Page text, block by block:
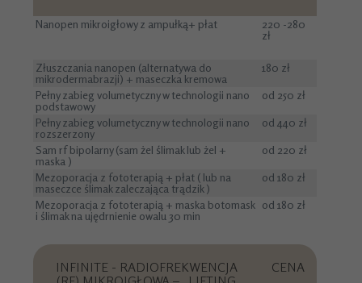
Nanopen mikroigłowy z ampułką+ płat
220 -280
zł
Złuszczania nanopen (alternatywa do
mikrodermabrazji) + maseczka kremowa
180 zł
Pełny zabieg volumetyczny w technologii nano
podstawowy
od 250 zł
Pełny zabieg volumetyczny w technologii nano
rozszerzony
od 440 zł
Sam rf bipolarny (sam żel ślimak lub żel +
maska )
od 220 zł
Mezoporacja z fototerapią + płat ( lub na
maseczce ślimak zaleczająca trądzik )
od 180 zł
Mezoporacja z fototerapią + maska botomask
i ślimak na ujędrnienie owalu 30 min
od 180 zł
INFINITE - RADIOFREKWENCJA
CENA